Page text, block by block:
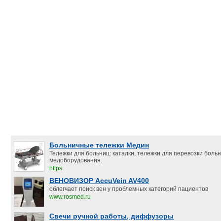
Больничные тележки Медин
Тележки для больниц: каталки, тележки для перевозки
медоборудования.
https:
ВЕНОВИЗОР AccuVein AV400
облегчает поиск вен у проблемных категорий пациентов
www.rosmed.ru
Свечи ручной работы, диффузоры